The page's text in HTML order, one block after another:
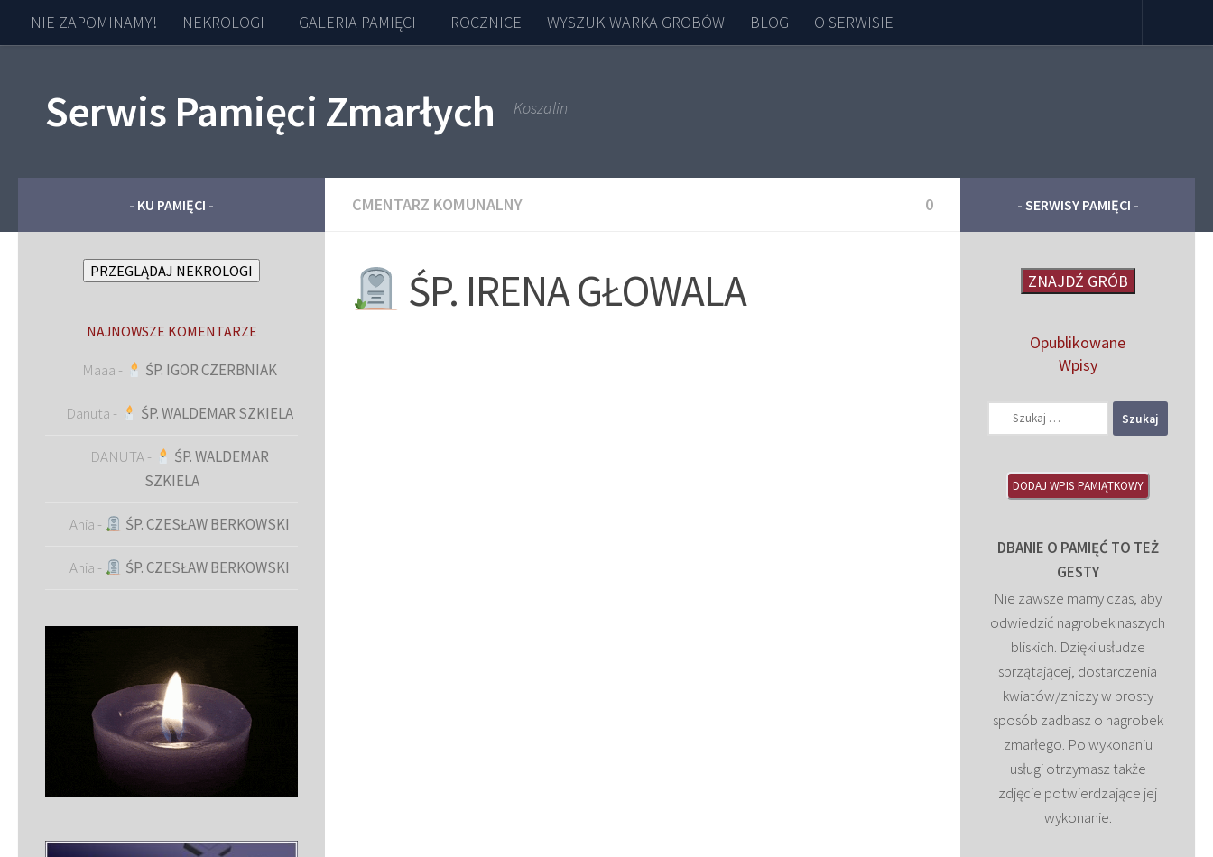
Skip to content
NIE ZAPOMINAMY! NEKROLOGI GALERIA PAMIĘCI ROCZNICE WYSZUKIWARKA GROBÓW BLOG O SERWISIE
Serwis Pamięci Zmarłych Koszalin
CMENTARZ KOMUNALNY 0
ŚP. IRENA GŁOWALA
- KU PAMIĘCI -
PRZEGLĄDAJ NEKROLOGI
NAJNOWSZE KOMENTARZE
Maaa - ŚP. IGOR CZERBNIAK
Danuta - ŚP. WALDEMAR SZKIELA
DANUTA-
ŚP. WALDEMAR
SZKIELA
Ania - ŚP. CZESŁAW BERKOWSKI
Ania - ŚP. CZESŁAW BERKOWSKI
- SERWISY PAMIĘCI -
ZNAJDŹ GRÓB
Opublikowane
Wpisy
DODAJ WPIS PAMIĄTKOWY
DBANIE O PAMIĘĆ TO TEŻ
GESTY
Nie zawsze mamy czas, aby
odwiedzić nagrobek naszych
bliskich. Dzięki usłudze
sprzątającej, dostarczenia
kwiatów/zniczy w prosty
sposób zadbasz o nagrobek
zmarłego. Po wykonaniu
usługi otrzymasz także
zdjęcie potwierdzające jej
wykonanie.